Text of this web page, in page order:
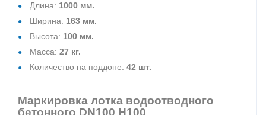
Длина: 1000 мм.
Ширина: 163 мм.
Высота: 100 мм.
Масса: 27 кг.
Количество на поддоне: 42 шт.
Маркировка лотка водоотводного
бетонного DN100 H100